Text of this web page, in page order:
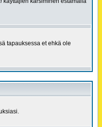
tapauksessa et ehkä ole